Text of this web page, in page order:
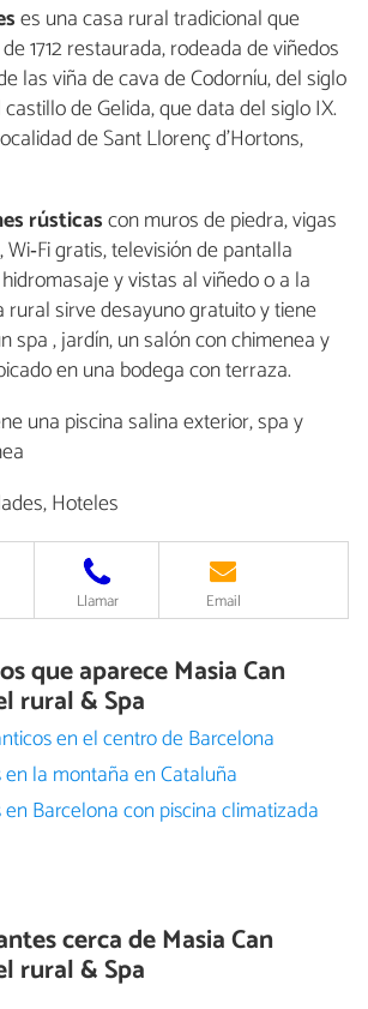
es una casa rural tradicional que
1712 restaurada, rodeada de viñedos
las viña de cava de Codorníu, del siglo
de Gelida, que data del siglo IX.
de Sant Llorenç d'Hortons,
rústicascon muros de piedra, vigas
gratis, televisión de pantalla
y vistas al viñedo o a la
rural sirve desayuno gratuito y tiene
spa , jardín, un salón con chimenea y
en una bodega con terraza.
una piscina salina exterior, spa y
Hoteles
Llamar Email
que aparece Masia Can
rural & Spa
en el centro de Barcelona
en la montaña en Cataluña
en Barcelona con piscina climatizada
cerca deMasia Can
rural & Spa